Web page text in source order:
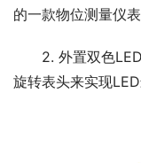
的一款物位测量仪表
2. 外置双色LED
旋转表头来实现